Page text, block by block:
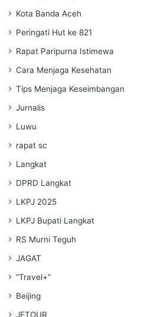
Kota Banda Aceh
Peringati Hut ke 821
Rapat Paripurna Istimewa
Cara Menjaga Kesehatan
Tips Menjaga Keseimbangan
Jurnalis
Luwu
rapat sc
Langkat
DPRD Langkat
LKPJ 2025
LKPJ Bupati Langkat
RS Murni Teguh
JAGAT
“Travel+”
Beijing
JETOUR